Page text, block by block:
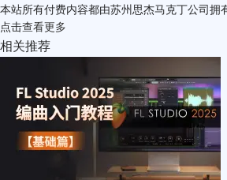
本站所有付费内容都由苏州思杰马克丁公司拥
点击查看更多
相关推荐